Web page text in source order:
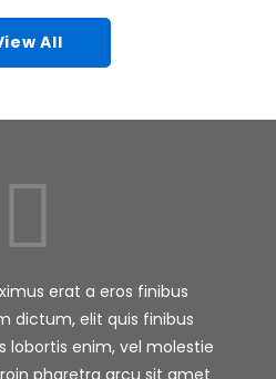
All
erat a eros finibus
dictum, elit quis finibus
lobortis enim, vel molestie